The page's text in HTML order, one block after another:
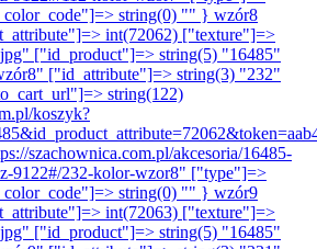
string(0) "" } wzór8
int(72062) ["texture"]=>
["id_product"]=> string(5) "16485"
["id_attribute"]=> string(3) "232"
string(122)
koszyk?
szachownica.com.pl/akcesoria/16485-
9122#/232-kolor-wzor8" ["type"]=>
string(0) "" } wzór9
int(72063) ["texture"]=>
["id_product"]=> string(5) "16485"